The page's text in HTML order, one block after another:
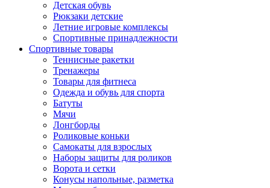
Детская обувь
Рюкзаки детские
Летние игровые комплексы
Спортивные принадлежности
Спортивные товары
Теннисные ракетки
Тренажеры
Товары для фитнеса
Одежда и обувь для спорта
Батуты
Мячи
Лонгборды
Роликовые коньки
Самокаты для взрослых
Наборы защиты для роликов
Ворота и сетки
Конусы напольные, разметка